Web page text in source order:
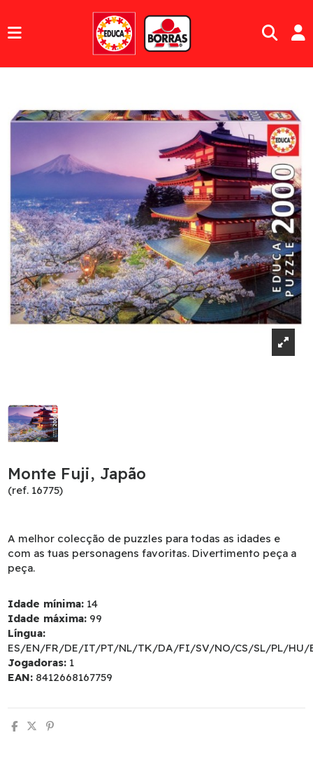
Monte Fuji, Japão
(ref. 16775)
A melhor colecção de puzzles para todas as idades e
com as tuas personagens favoritas. Divertimento peça a
peça.
Idade mínima: 14
Idade máxima: 99
Língua:
ES/EN/FR/DE/IT/PT/NL/TK/DA/FI/SV/NO/CS/SL/PL/HU/
Jogadoras: 1
EAN: 8412668167759